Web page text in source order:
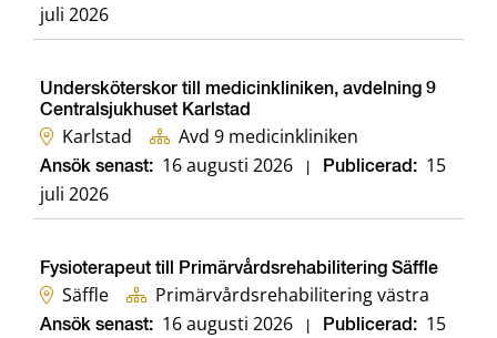
juli 2026
Undersköterskor till medicinkliniken, avdelning 9
Centralsjukhuset Karlstad
Karlstad Avd 9 medicinkliniken
Ansök senast: 16 augusti 2026 Publicerad: 15
juli 2026
Fysioterapeut till Primärvårdsrehabilitering Säffle
Säffle Primärvårdsrehabilitering västra
Ansök senast: 16 augusti 2026 Publicerad: 15